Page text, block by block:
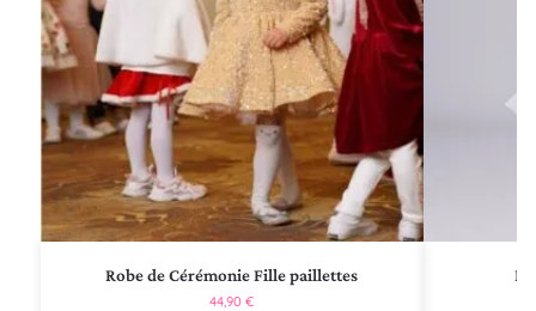
Robe de Cérémonie Fille paillettes
44,90€